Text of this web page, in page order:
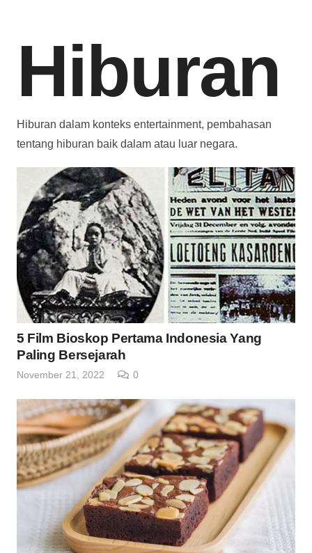
Hiburan
Hiburan dalam konteks entertainment, pembahasan
tentang hiburan baik dalam atau luar negara.
5 Film Bioskop Pertama Indonesia Yang
Paling Bersejarah
November 21, 2022 0